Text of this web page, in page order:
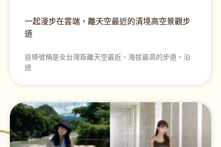
一起漫步在雲端，離天空最近的清境高空景觀步
道
這條號稱是全台灣距離天空最近、海拔最高的步道，沿
途